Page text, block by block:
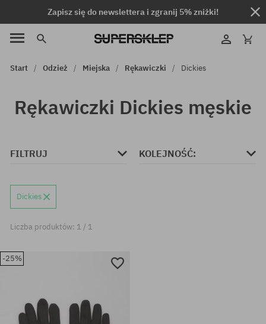
Zapisz się do newslettera i zgranij 5% zniżki!
Start Odzież Miejska Rękawiczki Dickies
Rękawiczki Dickies męskie
FILTRUJ KOLEJNOŚĆ:
Dickies
Liczba produktów: 1 / 1
-25%